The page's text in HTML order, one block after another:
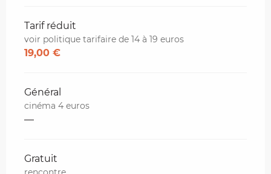
Tarif réduit
voir politique tarifaire de 14 à 19 euros
19,00 €
Général
cinéma 4 euros
—
Gratuit